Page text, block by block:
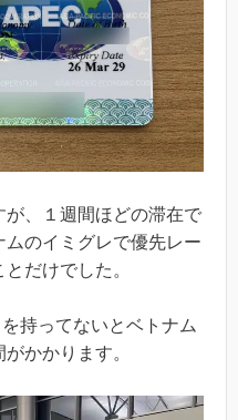
、１週間ほどの滞在で
ムのイミグレで優先レー
だけでした。
持ってないとベトナム
かかります。